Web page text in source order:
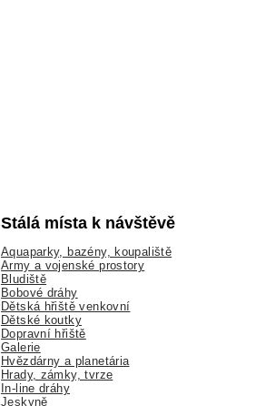
Stálá místa k návštěvě
Aquaparky, bazény, koupaliště
Army a vojenské prostory
Bludiště
Bobové dráhy
Dětská hřiště venkovní
Dětské koutky
Dopravní hřiště
Galerie
Hvězdárny a planetária
Hrady, zámky, tvrze
In-line dráhy
Jeskyně